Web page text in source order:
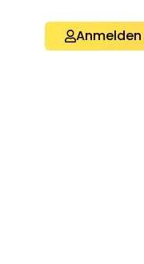
Anmelden